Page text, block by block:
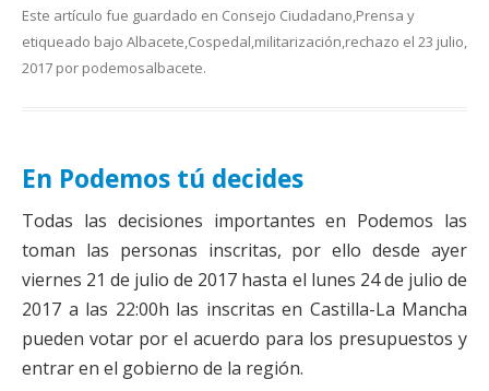
Este artículo fue guardado en Consejo Ciudadano Prensa y
etiqueado bajo Albacete Cospedal militarización rechazo el 23 julio,
2017 por podemosalbacete.
En Podemos tú decides
Todas las decisiones importantes en Podemos las
toman las personas inscritas, por ello desde ayer
viernes 21 de julio de 2017 hasta el lunes 24 de julio de
2017 a las 22:00h las inscritas en Castilla-La Mancha
pueden votar por el acuerdo para los presupuestos y
entrar en el gobierno de la región.